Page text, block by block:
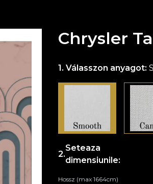
Chrysler
Válasszon anyagot:
Seteaza
dimensiunile:
Hossz (max 1664cm)